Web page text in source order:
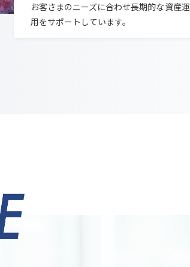
お客さまのニーズに合わせ長期的な資産運
用をサポートしています。